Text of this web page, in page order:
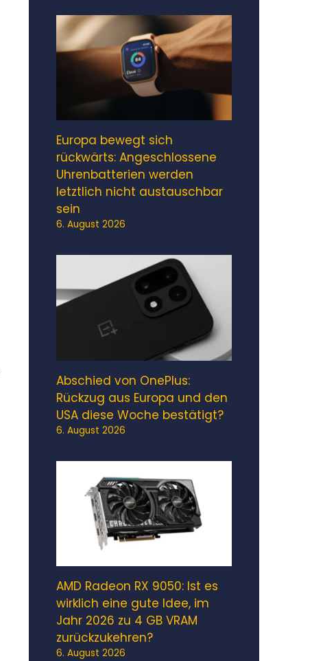
Europa bewegt sich
rückwärts: Angeschlossene
Uhrenbatterien werden
letztlich nicht austauschbar
sein
6. August 2026
Abschied von OnePlus:
Rückzug aus Europa und den
USA diese Woche bestätigt?
6. August 2026
AMD Radeon RX 9050: Ist es
wirklich eine gute Idee, im
Jahr 2026 zu 4 GB VRAM
zurückzukehren?
6. August 2026